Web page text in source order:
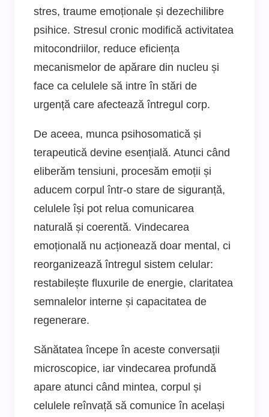
stres, traume emoționale și dezechilibre
psihice. Stresul cronic modifică activitatea
mitocondriilor, reduce eficiența
mecanismelor de apărare din nucleu și
face ca celulele să intre în stări de
urgență care afectează întregul corp.
De aceea, munca psihosomatică și
terapeutică devine esențială. Atunci când
eliberăm tensiuni, procesăm emoții și
aducem corpul într-o stare de siguranță,
celulele își pot relua comunicarea
naturală și coerentă. Vindecarea
emoțională nu acționează doar mental, ci
reorganizează întregul sistem celular:
restabilește fluxurile de energie, claritatea
semnalelor interne și capacitatea de
regenerare.
Sănătatea începe în aceste conversații
microscopice, iar vindecarea profundă
apare atunci când mintea, corpul și
celulele reînvață să comunice în același